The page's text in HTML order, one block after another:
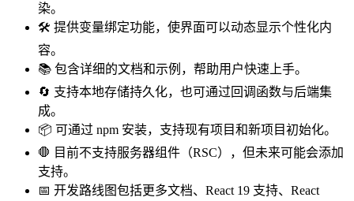
染。
🛠️ 提供变量绑定功能，使界面可以动态显示个性化内
容。
📚 包含详细的文档和示例，帮助用户快速上手。
🔄 支持本地存储持久化，也可通过回调函数与后端集
成。
📦 可通过 npm 安装，支持现有项目和新项目初始化。
🛑 目前不支持服务器组件（RSC），但未来可能会添加
支持。
📅 开发路线图包括更多文档、React 19 支持、React